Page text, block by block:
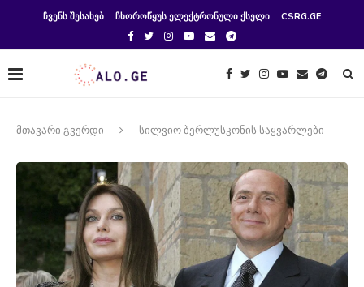
ᲩᲕᲔᲜᲡ ᲨᲔᲡᲐᲮᲔᲑ ᲩᲮᲝᲠᲝᲬᲧᲣᲡ ᲔᲚᲔᲥᲢᲠᲝᲜᲣᲚᲘ ᲥᲡᲔᲚᲘ CSRG.GE
მთავარი გვერდი სილვიო ბერლუსკონის საყვარლები